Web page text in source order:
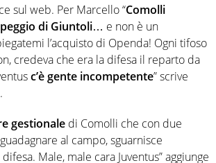
sul web. Per Marcello “Comolli
di Giuntoli… e non è un
l’acquisto di Openda! Ogni tifoso
credeva che era la difesa il reparto da
c’è gente incompetente” scrive
gestionale di Comolli che con due
al campo, sguarnisce
Male, male cara Juventus” aggiunge